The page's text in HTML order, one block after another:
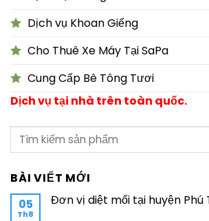
Dịch vụ Khoan Giếng
Cho Thuê Xe Máy Tại SaPa
Cung Cấp Bê Tông Tươi
Dịch vụ tại nhà trên toàn quốc.
BÀI VIẾT MỚI
05
Th8
Đơn vị diệt mối tại huyện Phú